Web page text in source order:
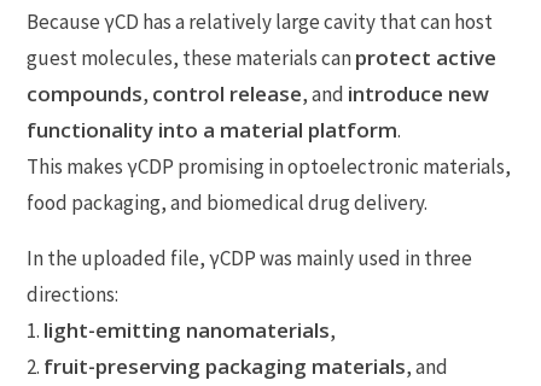
Because γCD has a relatively large cavity that can host
guest molecules, these materials canprotect active
compounds, control release, and introduce new
functionality into a material platform.
This makes γCDP promising in optoelectronic materials,
food packaging, and biomedical drug delivery.
In the uploaded file, γCDP was mainly used in three
directions:
1. light-emitting nanomaterials,
2. fruit-preserving packaging materials, and